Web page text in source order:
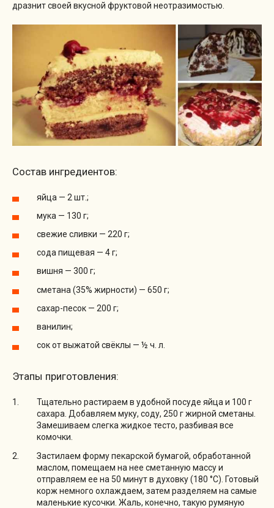
дразнит своей вкусной фруктовой неотразимостью.
Состав ингредиентов:
яйца — 2 шт.;
мука — 130 г;
свежие сливки — 220 г;
сода пищевая — 4 г;
вишня — 300 г;
сметана (35% жирности) — 650 г;
сахар-песок — 200 г;
ванилин;
сок от выжатой свёклы — ½ ч. л.
Этапы приготовления:
Тщательно растираем в удобной посуде яйца и 100 г
сахара. Добавляем муку, соду, 250 г жирной сметаны.
Замешиваем слегка жидкое тесто, разбивая все
комочки.
Застилаем форму пекарской бумагой, обработанной
маслом, помещаем на нее сметанную массу и
отправляем ее на 50 минут в духовку (180 °C). Готовый
корж немного охлаждаем, затем разделяем на самые
маленькие кусочки. Жаль, конечно, такую румяную